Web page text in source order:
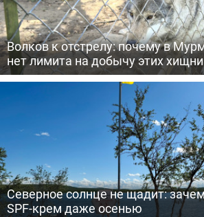
Волков к отстрелу: почему в
нет лимита на добычу этих
Северное солнце не щадит:
SPF-крем даже осенью